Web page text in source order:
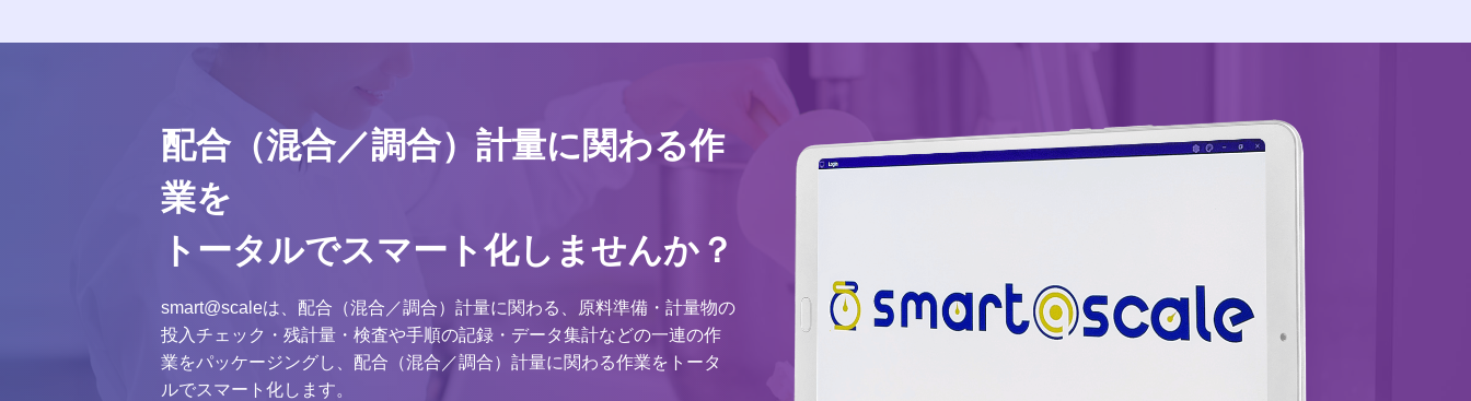
配合（混合／調合）計量に関わる作
業を
トータルでスマート化しませんか？
smart@scaleは、配合（混合／調合）計量に関わる、原料準備・計量物の
投入チェック・残計量・検査や手順の記録・データ集計などの一連の作
業をパッケージングし、配合（混合／調合）計量に関わる作業をトータ
ルでスマート化します。